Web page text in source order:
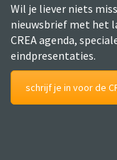
Wil je liever niets
nieuwsbrief met het
CREA agenda,
eindpresentaties.
schrijf je in voor de